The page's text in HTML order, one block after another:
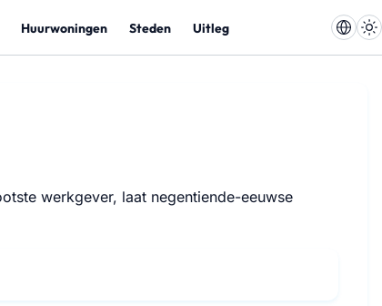
Huurwoningen Steden Uitleg
werkgever, laat negentiende-eeuwse